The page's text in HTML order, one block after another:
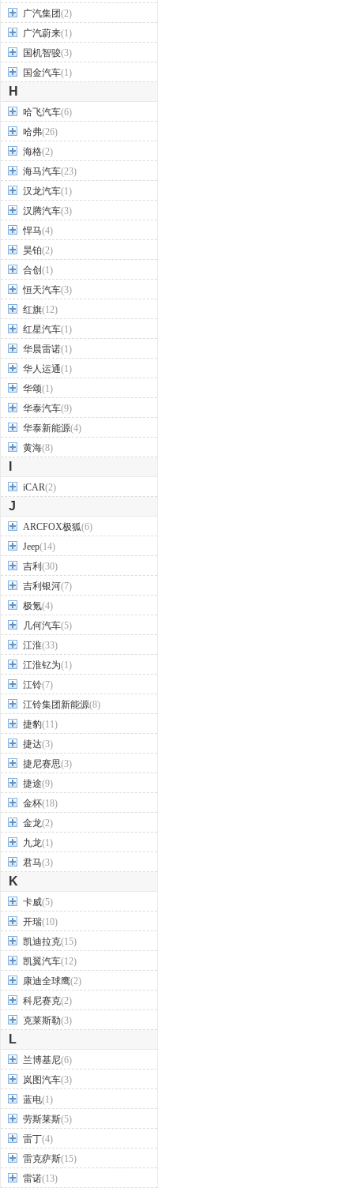
广汽集团(2)
广汽蔚来(1)
国机智骏(3)
国金汽车(1)
H
哈飞汽车(6)
哈弗(26)
海格(2)
海马汽车(23)
汉龙汽车(1)
汉腾汽车(3)
悍马(4)
昊铂(2)
合创 (1)
恒天汽车(3)
红旗(12)
红星汽车(1)
华晨雷诺(1)
华人运通(1)
华颂(1)
华泰汽车(9)
华泰新能源(4)
黄海(8)
iCAR(2)
J
ARCFOX极狐(6)
Jeep(14)
吉利 (30)
吉利银河(7)
极氪(4)
几何汽车(5)
江淮(33)
江淮钇为(1)
江铃(7)
江铃集团新能源(8)
捷豹(11)
捷达(3)
捷尼赛思(3)
捷途(9)
金杯(18)
金龙(2)
九龙(1)
君马(3)
K
卡威(5)
开瑞(10)
凯迪拉克(15)
凯翼汽车(12)
康迪全球鹰(2)
科尼赛克(2)
克莱斯勒(3)
L
兰博基尼(6)
岚图汽车(3)
蓝电(1)
劳斯莱斯(5)
雷丁(4)
雷克萨斯(15)
雷诺(13)